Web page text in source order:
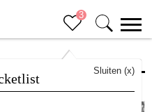
3
Sluiten (x)